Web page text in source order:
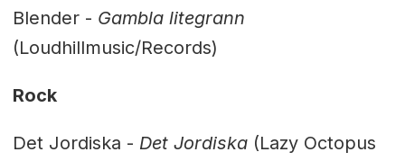
Blender - Gambla litegrann
(Loudhillmusic/Records)
Rock
Det Jordiska - Det Jordiska(Lazy Octopus